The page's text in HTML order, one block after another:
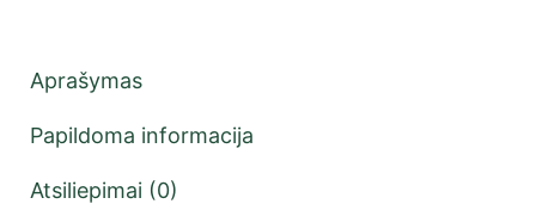
Aprašymas
Papildoma informacija
Atsiliepimai (0)